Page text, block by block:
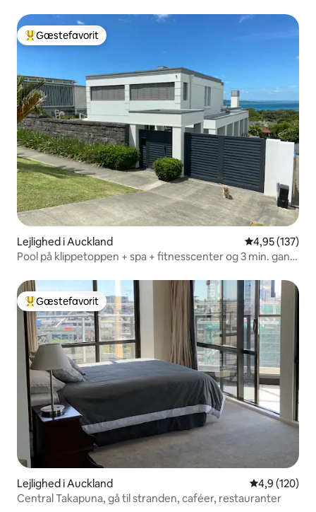
Bedste gæstefavorit
Gæstefavorit
Lejlighed i Auckland 4,95 ud af 5 i
4,95 (137)
Pool på klippetoppen + spa + fitnesscenter og 3 min. gang
Bedste gæstefavorit
Gæstefavorit
Lejlighed i Auckland 4,9 ud af 5 i
4,9 (120)
Central Takapuna, gå til stranden, caféer, restauranter